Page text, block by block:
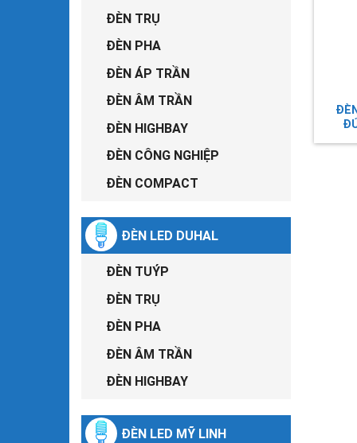
ĐÈN TRỤ
ĐÈN PHA
ĐÈN ÁP TRẦN
ĐÈN ÂM TRẦN
ĐÈN HIGHBAY
ĐÈN CÔNG NGHIỆP
ĐÈN COMPACT
ĐÈN LED DUHAL
ĐÈN TUÝP
ĐÈN TRỤ
ĐÈN PHA
ĐÈN ÂM TRẦN
ĐÈN HIGHBAY
ĐÈN LED MỸ LINH